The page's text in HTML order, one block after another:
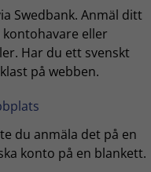
Swedbank. Anmäl ditt
eller
Har du ett svenskt
på webben.
du anmäla det på en
konto på en blankett.